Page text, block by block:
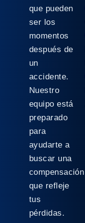
que pueden
ser los
momentos
después de
un
accidente.
Nuestro
equipo está
preparado
para
ayudarte a
buscar una
compensación
que refleje
tus
pérdidas.